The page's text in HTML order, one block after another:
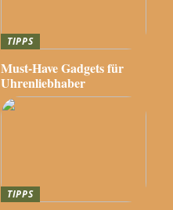
TIPPS
Must-Have Gadgets für
Uhrenliebhaber
TIPPS